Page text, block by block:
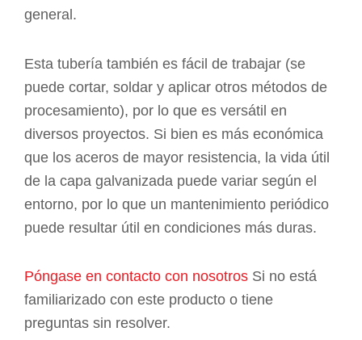
general.
Esta tubería también es fácil de trabajar (se
puede cortar, soldar y aplicar otros métodos de
procesamiento), por lo que es versátil en
diversos proyectos. Si bien es más económica
que los aceros de mayor resistencia, la vida útil
de la capa galvanizada puede variar según el
entorno, por lo que un mantenimiento periódico
puede resultar útil en condiciones más duras.
Póngase en contacto con nosotros Si no está
familiarizado con este producto o tiene
preguntas sin resolver.